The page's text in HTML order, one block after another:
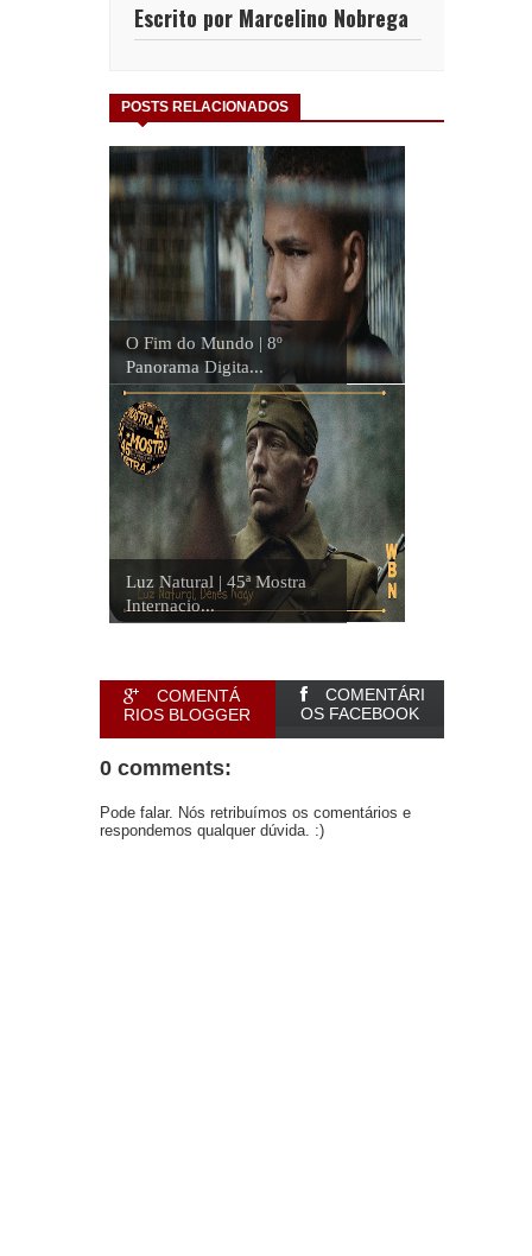
Escrito por Marcelino Nobrega
POSTS RELACIONADOS
O Fim do Mundo | 8º
Panorama Digita...
Luz Natural | 45ª Mostra
Internacio...
COMENTÁ
RIOS BLOGGER
COMENTÁRI
OS FACEBOOK
0 comments:
Pode falar. Nós retribuímos os comentários e
respondemos qualquer dúvida. :)